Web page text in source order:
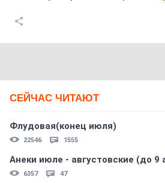
СЕЙЧАС ЧИТАЮТ
Флудовая(конец июля)
22546 1555
Анеки июле - августовские (до 9
6357 47